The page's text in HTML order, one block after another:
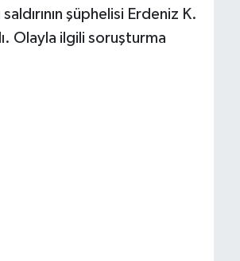
şüphelisi Erdeniz K.
Olayla ilgili soruşturma